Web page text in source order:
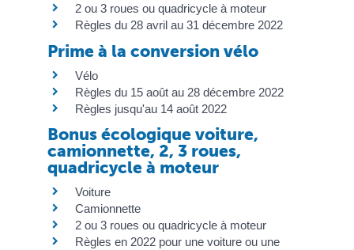
2 ou 3 roues ou quadricycle à moteur
Règles du 28 avril au 31 décembre 2022
Prime à la conversion vélo
Vélo
Règles du 15 août au 28 décembre 2022
Règles jusqu'au 14 août 2022
Bonus écologique voiture,
camionnette, 2, 3 roues,
quadricycle à moteur
Voiture
Camionnette
2 ou 3 roues ou quadricycle à moteur
Règles en 2022 pour une voiture ou une